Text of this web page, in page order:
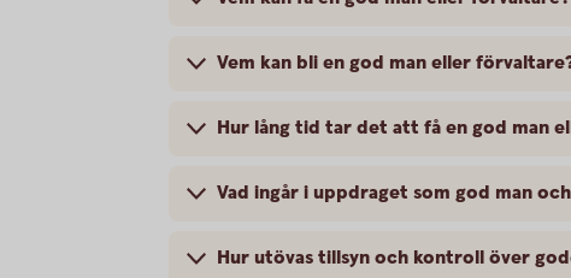
Vem kan bli en god man eller
Hur lång tid tar det att få en god man
Vad ingår i uppdraget som god man
Hur utövas tillsyn och kontroll över